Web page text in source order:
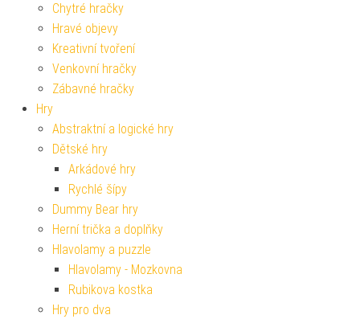
Chytré hračky
Hravé objevy
Kreativní tvoření
Venkovní hračky
Zábavné hračky
Hry
Abstraktní a logické hry
Dětské hry
Arkádové hry
Rychlé šípy
Dummy Bear hry
Herní trička a doplňky
Hlavolamy a puzzle
Hlavolamy - Mozkovna
Rubikova kostka
Hry pro dva